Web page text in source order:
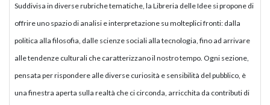
Suddivisa in diverse rubriche tematiche, la Libreria delle Idee si propone di
offrire uno spazio di analisi e interpretazione su molteplici fronti: dalla
politica alla filosofia, dalle scienze sociali alla tecnologia, fino ad arrivare
alle tendenze culturali che caratterizzano il nostro tempo. Ogni sezione,
pensata per rispondere alle diverse curiosità e sensibilità del pubblico, è
una finestra aperta sulla realtà che ci circonda, arricchita da contributi di